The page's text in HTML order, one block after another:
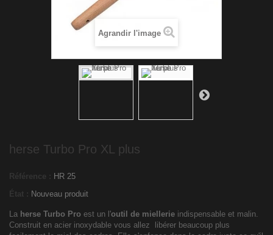
Agrandir l'image
herse Turbo Pro XL plus
Référence : HR 25
État : Nouveau produit
La herse Turbo Pro est un l'outil de miellerie indispensable et malin.
Construit en acier inoxydable vous allez libérer beaucoup plus